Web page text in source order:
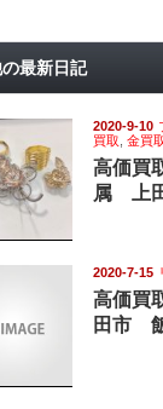
最新日記
2020-9-10
買取 金買
高価
属 上
2020-7-15
高価
田市